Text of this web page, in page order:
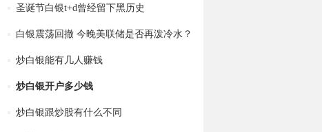
圣诞节白银t+d曾经留下黑历史
白银震荡回撤 今晚美联储是否再泼冷水？
炒白银能有几人赚钱
炒白银开户多少钱
炒白银跟炒股有什么不同